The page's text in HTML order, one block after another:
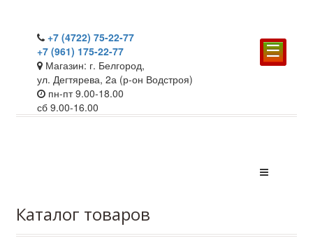
☰
+7 (4722) 75-22-77
+7 (961) 175-22-77
Магазин: г. Белгород,
ул. Дегтярева, 2а (р-он Водстроя)
пн-пт 9.00-18.00
сб 9.00-16.00
Каталог товаров